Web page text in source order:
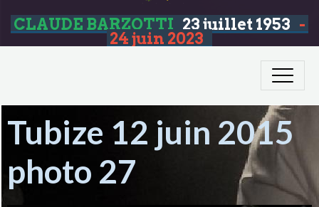
CLAUDE BARZOTTI 23 juillet 1953 -
24 juin 2023
Tubize 12 juin 2015
photo 27